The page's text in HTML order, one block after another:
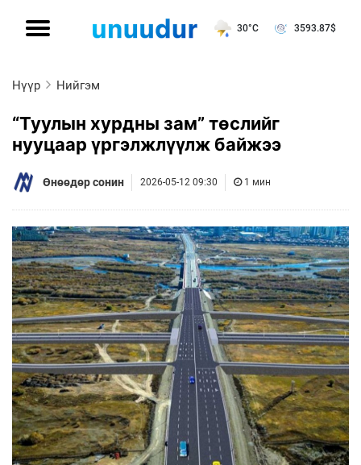
30°C 3593.87$
Нүүр Нийгэм
“Туулын хурдны зам” төслийг
нууцаар үргэлжлүүлж байжээ
Өнөөдөр сонин 2026-05-12 09:30 1 мин